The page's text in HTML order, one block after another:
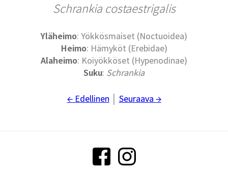
Schrankia costaestrigalis
Yläheimo: Yökkösmaiset (Noctuoidea)
Heimo: Hämyköt (Erebidae)
Alaheimo: Koiyökköset (Hypenodinae)
Suku: Schrankia
← Edellinen Seuraava →